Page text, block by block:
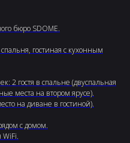
бюро SDOME.
гостиная с кухонным
2 гостя в спальне (двуспальная
места на втором ярусе).
на диване в гостиной).
с домом.
WiFi.